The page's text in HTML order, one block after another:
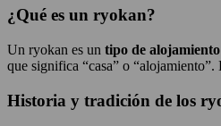
¿Qué es un ryokan?
Un ryokan es un tipo de
que significa “casa” o
Historia y tradición de los